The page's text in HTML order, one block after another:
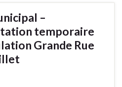
–
temporaire
Grande Rue